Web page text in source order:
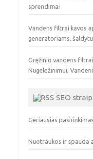
sprendimai
Vandens filtrai kavos
generatoriams,
Gręžinio vandens
Nugeležinimui,
SEO
Geriausias
Nuotraukos ir spauda